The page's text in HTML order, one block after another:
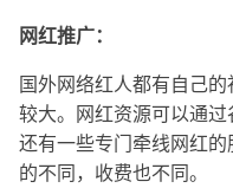
网红推广：
国外网络红人都有自己
较大。网红资源可以通过
还有一些专门牵线网红
的不同，收费也不同。